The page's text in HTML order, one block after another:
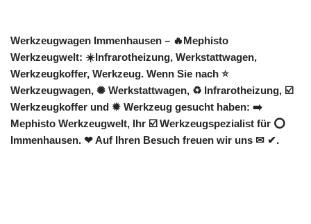
Werkzeugwagen Immenhausen – 🔥Mephisto
Werkzeugwelt: ☀️Infrarotheizung, Werkstattwagen,
Werkzeugkoffer, Werkzeug. Wenn Sie nach ⭐
Werkzeugwagen, ✺ Werkstattwagen, ♻ Infrarotheizung, ☑️
Werkzeugkoffer und ✹ Werkzeug gesucht haben: ➡️
Mephisto Werkzeugwelt, Ihr ☑️ Werkzeugspezialist für ⭕
Immenhausen. ❤ Auf Ihren Besuch freuen wir uns ✉ ✔.